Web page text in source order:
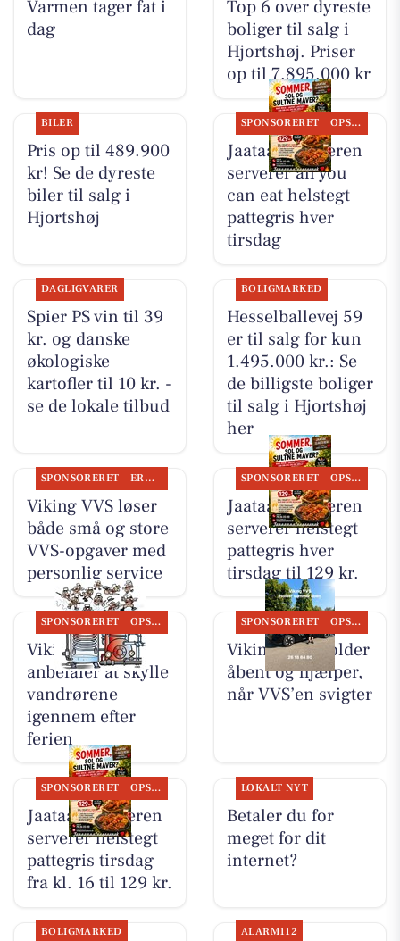
Varmen tager fat i
dag
Top 6 over dyreste
boliger til salg i
Hjortshøj. Priser
op til 7.895.000 kr
BILER
Pris op til 489.900
kr! Se de dyreste
biler til salg i
Hjortshøj
SPONSORERET OPSLAGSTAVLEN
Jaataak Slagteren
serverer all you
can eat helstegt
pattegris hver
tirsdag
DAGLIGVARER
Spier PS vin til 39
kr. og danske
økologiske
kartofler til 10 kr. -
se de lokale tilbud
BOLIGMARKED
Hesselballevej 59
er til salg for kun
1.495.000 kr.: Se
de billigste boliger
til salg i Hjortshøj
her
SPONSORERET ERHVERV
Viking VVS løser
både små og store
VVS-opgaver med
personlig service
SPONSORERET OPSLAGSTAVLEN
Jaataak Slagteren
serverer helstegt
pattegris hver
tirsdag til 129 kr.
SPONSORERET OPSLAGSTAVLEN
Viking VVS
anbefaler at skylle
vandrørene
igennem efter
ferien
SPONSORERET OPSLAGSTAVLEN
Viking VVS holder
åbent og hjælper,
når VVS’en svigter
SPONSORERET OPSLAGSTAVLEN
Jaataak Slagteren
serverer helstegt
pattegris tirsdag
fra kl. 16 til 129 kr.
LOKALT NYT
Betaler du for
meget for dit
internet?
BOLIGMARKED ALARM112